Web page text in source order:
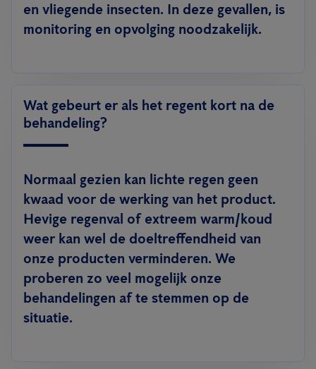
en vliegende insecten. In deze gevallen, is
monitoring en opvolging noodzakelijk.
Wat gebeurt er als het regent kort na de
behandeling?
Normaal gezien kan lichte regen geen
kwaad voor de werking van het product.
Hevige regenval of extreem warm/koud
weer kan wel de doeltreffendheid van
onze producten verminderen. We
proberen zo veel mogelijk onze
behandelingen af te stemmen op de
situatie.